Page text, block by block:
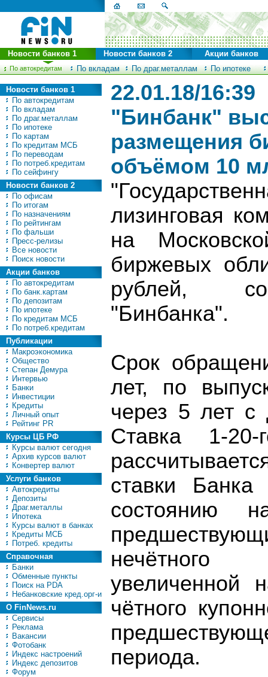
По автокредитам По вкладам По драг.металлам По ипотеке
Новости банков 1 Новости банков 2 Акции банков
Новости банков 1
По автокредитам
По вкладам
По драг.металлам
По ипотеке
По картам
По кредитам МСБ
По переводам
По потреб.кредитам
По сейфингу
Новости банков 2
По офисам
По итогам
По назначениям
По рейтингам
По фальши
Пресс-релизы
Все новости
Поиск новости
Акции банков
По автокредитам
По банк.картам
По депозитам
По ипотеке
По кредитам МСБ
По потреб.кредитам
Публикации
Макроэкономика
Общество
Степан Демура
Интервью
Банки
Инвестиции
Кредиты
Личный опыт
Рейтинг PR
Курсы ЦБ РФ
Курсы валют сегодня
Архив курсов валют
Конвертер валют
Услуги банков
Автокредиты
Депозиты
Драг.металлы
Ипотека
Курсы валют в банках
Кредиты МСБ
Потреб. кредиты
Справочная
Банки
Обменные пункты
Поиск на PDA
Небанковские кред.орг-и
О FinNews.ru
Сервисы
Реклама
Вакансии
Фотобанк
Индекс настроений
Индекс депозитов
Форум
22.01.18/16:39
"Бинбанк"
размещения
объёмом 10
лизинговая
на
биржевых
рублей,
"Бинбанка".
Срок
лет, по
через 5 лет с
Ставка 1-20-
ставки
состоянию
нечётного
увеличенной
чётного
периода.